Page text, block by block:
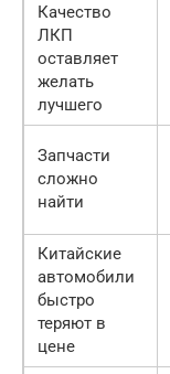
Качество
ЛКП
оставляет
желать
лучшего
Запчасти
сложно
найти
Китайские
автомобили
быстро
теряют в
цене